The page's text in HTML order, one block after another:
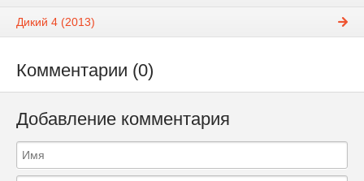
Дикий 4 (2013)
Комментарии (0)
Добавление комментария